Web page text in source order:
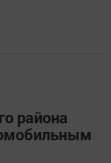
района